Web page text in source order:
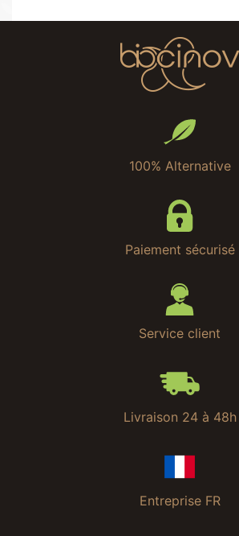
100% Alternative
Paiement sécurisé
Service client
Livraison 24 à 48h
Entreprise FR